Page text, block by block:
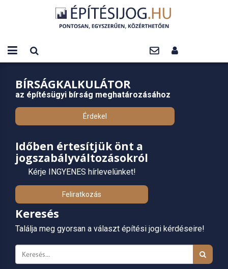
BÍRSÁGKALKULÁTOR
az építésügyi bírság meghatározásához
Érdekel
Időben értesítjük önt a
jogszabályváltozásokról
Kérje INGYENES hírlevelünket!
Feliratkozás
Keresés
Találja meg gyorsan a választ építési jogi kérdéseire!